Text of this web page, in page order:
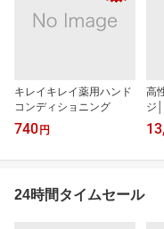
キレイキレイ薬用ハンド
コンディショニング
740 円
高
ジ
24時間タイムセール